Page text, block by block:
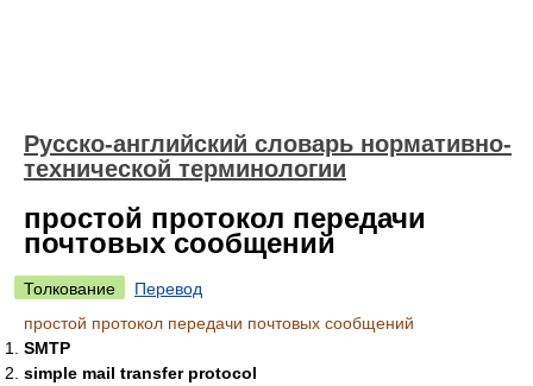
Русско-английский словарь нормативно-
технической терминологии
простой протокол передачи
почтовых сообщений
Толкование
Перевод
простой протокол передачи почтовых сообщений
SMTP
simple mail transfer protocol